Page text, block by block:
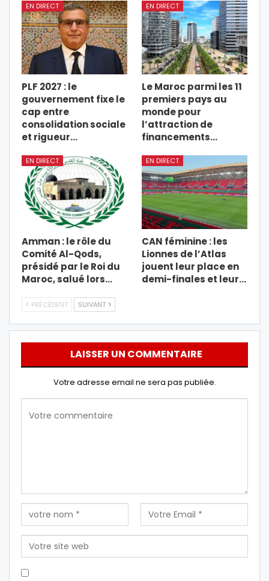
EN DIRECT
PLF 2027 : le
gouvernement fixe le
cap entre
consolidation sociale
et rigueur…
EN DIRECT
Le Maroc parmi les 11
premiers pays au
monde pour
l’attraction de
financements…
EN DIRECT
Amman : le rôle du
Comité Al-Qods,
présidé par le Roi du
Maroc, salué lors…
EN DIRECT
CAN féminine : les
Lionnes de l’Atlas
jouent leur place en
demi-finales et leur…
PRÉCÉDENT SUIVANT
LAISSER UN COMMENTAIRE
Votre adresse email ne sera pas publiée.